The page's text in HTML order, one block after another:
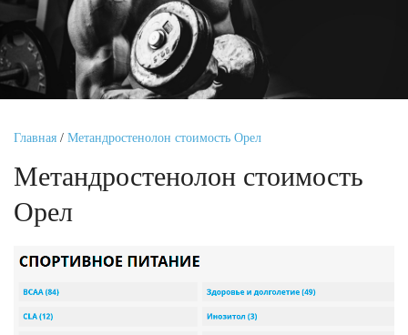
Главная / Метандростенолон стоимость Орел
Метандростенолон стоимость
Орел